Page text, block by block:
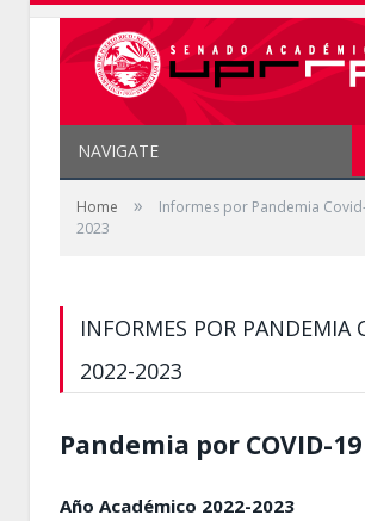
NAVIGATE
Home »
Informes por Pandemia
2023
INFORMES POR PANDEMIA
2022-2023
Pandemia por COVID-19
Año Académico 2022-2023